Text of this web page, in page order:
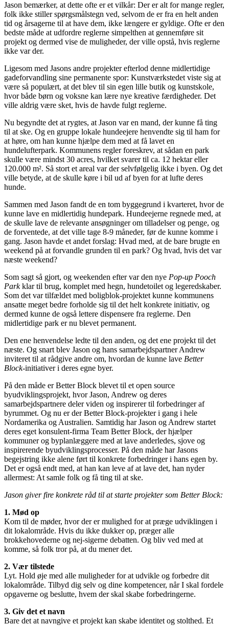
Jason bemærker, at dette ofte er et vilkår: Der er alt for mange regler,
folk ikke stiller spørgsmålstegn ved, selvom de er fra en helt anden
tid og årsagerne til at have dem, ikke længere er gyldige. Ofte er den
bedste måde at udfordre reglerne simpelthen at gennemføre sit
projekt og dermed vise de muligheder, der ville opstå, hvis reglerne
ikke var der.
Ligesom med Jasons andre projekter efterlod denne midlertidige
gadeforvandling sine permanente spor: Kunstværkstedet viste sig at
være så populært, at det blev til sin egen lille butik og kunstskole,
hvor både børn og voksne kan lære nye kreative færdigheder. Det
ville aldrig være sket, hvis de havde fulgt reglerne.
Nu begyndte det at rygtes, at Jason var en mand, der kunne få ting
til at ske. Og en gruppe lokale hundeejere henvendte sig til ham for
at høre, om han kunne hjælpe dem med at få lavet en
hundelufterpark. Kommunens regler foreskrev, at sådan en park
skulle være mindst 30 acres, hvilket svarer til ca. 12 hektar eller
120.000 m². Så stort et areal var der selvfølgelig ikke i byen. Og det
ville betyde, at de skulle køre i bil ud af byen for at lufte deres
hunde.
Sammen med Jason fandt de en tom byggegrund i kvarteret, hvor de
kunne lave en midlertidig hundepark. Hundeejerne regnede med, at
de skulle lave de relevante ansøgninger om tilladelser og penge, og
de forventede, at det ville tage 8-9 måneder, før de kunne komme i
gang. Jason havde et andet forslag: Hvad med, at de bare brugte en
weekend på at forvandle grunden til en park? Og hvad, hvis det var
næste weekend?
Som sagt så gjort, og weekenden efter var den nye Pop-up Pooch
Parkklar til brug, komplet med hegn, hundetoilet og legeredskaber.
Som det var tilfældet med boligblok-projektet kunne kommunens
ansatte meget bedre forholde sig til det helt konkrete initiativ, og
dermed kunne de også lettere dispensere fra reglerne. Den
midlertidige park er nu blevet permanent.
Den ene henvendelse ledte til den anden, og det ene projekt til det
næste. Og snart blev Jason og hans samarbejdspartner Andrew
inviteret til at rådgive andre om, hvordan de kunne lave Better
Block-initiativer i deres egne byer.
På den måde er Better Block blevet til et open source
byudviklingsprojekt, hvor Jason, Andrew og deres
samarbejdspartnere deler viden og inspirerer til forbedringer af
byrummet. Og nu er der Better Block-projekter i gang i hele
Nordamerika og Australien. Samtidig har Jason og Andrew startet
deres eget konsulent-firma Team Better Block, der hjælper
kommuner og byplanlæggere med at lave anderledes, sjove og
inspirerende byudviklingsprocesser. På den måde har Jasons
begejstring ikke alene ført til konkrete forbedringer i hans egen by.
Det er også endt med, at han kan leve af at lave det, han nyder
allermest: At samle folk og få ting til at ske.
Jason giver fire konkrete råd til at starte projekter som Better Block:
1. Mød op
Kom til de møder, hvor der er mulighed for at præge udviklingen i
dit lokalområde. Hvis du ikke dukker op, præger alle
brokkehovederne og nej-sigerne debatten. Og bliv ved med at
komme, så folk tror på, at du mener det.
2. Vær tilstede
Lyt. Hold øje med alle muligheder for at udvikle og forbedre dit
lokalområde. Tilbyd dig selv og dine kompetencer, når I skal fordele
opgaverne og beslutte, hvem der skal skabe forbedringerne.
3. Giv det et navn
Bare det at navngive et projekt kan skabe identitet og stolthed. Et